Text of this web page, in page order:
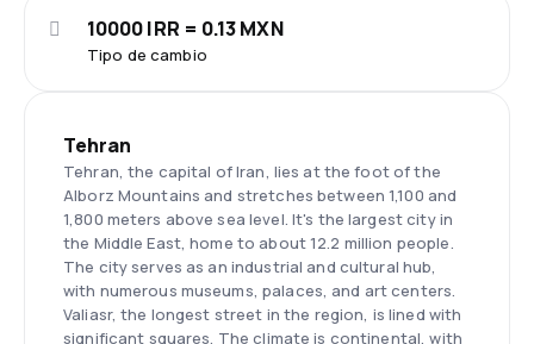
Tipo de cambio
10000 IRR = 0.13 MXN
Tehran
Tehran, the capital of Iran, lies at the foot of the
Alborz Mountains and stretches between 1,100 and
1,800 meters above sea level. It's the largest city in
the Middle East, home to about 12.2 million people.
The city serves as an industrial and cultural hub,
with numerous museums, palaces, and art centers.
Valiasr, the longest street in the region, is lined with
significant squares. The climate is continental, with